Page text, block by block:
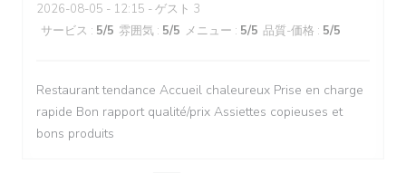
2026-08-05 - 12:15 - ゲスト 3
サービス : 5/5 雰囲気 : 5/5 メニュー : 5/5 品質-価格 : 5/5
Restaurant tendance Accueil chaleureux Prise en charge
rapide Bon rapport qualité/prix Assiettes copieuses et
bons produits